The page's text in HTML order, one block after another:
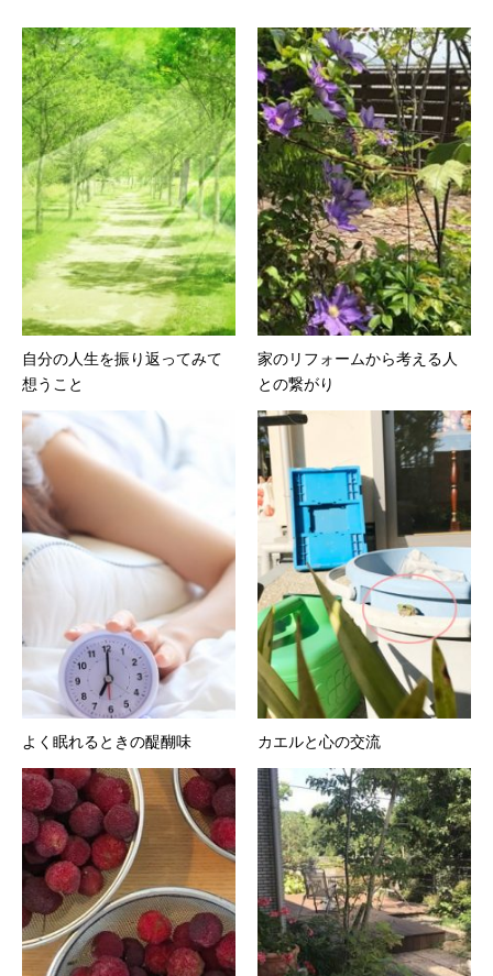
自分の人生を振り返ってみて
想うこと
家のリフォームから考える人
との繋がり
よく眠れるときの醍醐味 カエルと心の交流